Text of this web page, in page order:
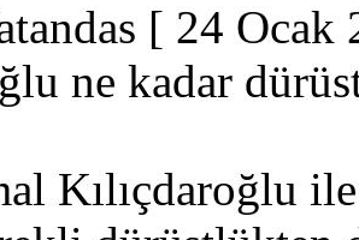
[ 24 Ocak
ne kadar
Kılıçdaroğlu